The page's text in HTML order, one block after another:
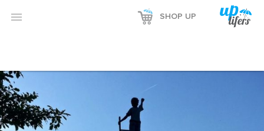
 SHOP UP